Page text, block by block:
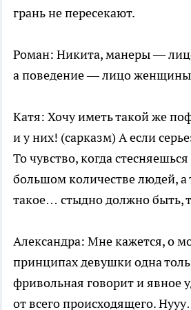
грань не пересекают.
Роман: Никита, манеры —
а поведение — лицо
Катя: Хочу иметь такой же
и у них! (сарказм) А если
То чувство, когда
большом количестве людей, а
такое… стыдно должно быть,
Александра: Мне кажется, о
принципах девушки одна
фривольная говорит и явное
от всего происходящего.